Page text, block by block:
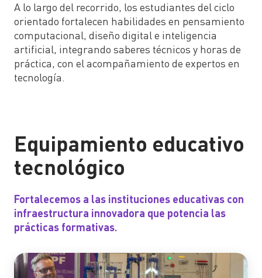
A lo largo del recorrido, los estudiantes del ciclo
orientado fortalecen habilidades en pensamiento
computacional, diseño digital e inteligencia
artificial, integrando saberes técnicos y horas de
práctica, con el acompañamiento de expertos en
tecnología.
Equipamiento educativo
tecnológico
Fortalecemos a las instituciones educativas con
infraestructura innovadora que potencia las
prácticas formativas.